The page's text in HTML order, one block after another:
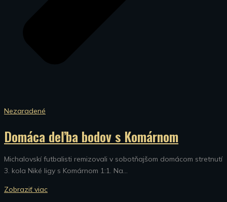
Nezaradené
Domáca deľba bodov s Komárnom
Michalovskí futbalisti remizovali v sobotňajšom domácom stretnutí
3. kola Niké ligy s Komárnom 1:1. Na...
Zobraziť viac